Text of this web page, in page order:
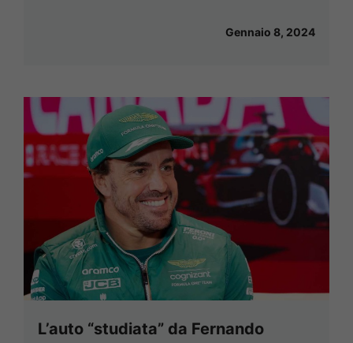
Gennaio 8, 2024
L’auto “studiata” da Fernando